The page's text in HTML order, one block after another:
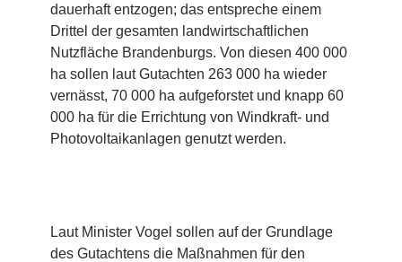
dauerhaft entzogen; das entspreche einem
Drittel der gesamten landwirtschaftlichen
Nutzfläche Brandenburgs. Von diesen 400 000
ha sollen laut Gutachten 263 000 ha wieder
vernässt, 70 000 ha aufgeforstet und knapp 60
000 ha für die Errichtung von Windkraft- und
Photovoltaikanlagen genutzt werden.
Laut Minister Vogel sollen auf der Grundlage
des Gutachtens die Maßnahmen für den